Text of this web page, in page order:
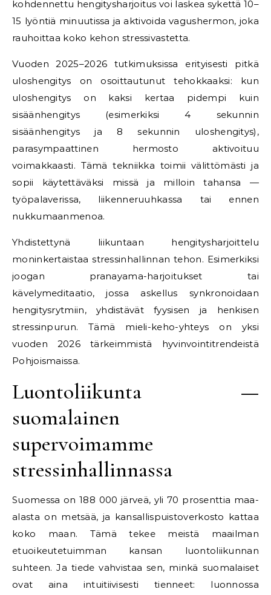
kohdennettu hengitysharjoitus voi laskea sykettä 10–
15 lyöntiä minuutissa ja aktivoida vagushermon, joka
rauhoittaa koko kehon stressivastetta.
Vuoden 2025–2026 tutkimuksissa erityisesti pitkä
uloshengitys on osoittautunut tehokkaaksi: kun
uloshengitys on kaksi kertaa pidempi kuin
sisäänhengitys (esimerkiksi 4 sekunnin
sisäänhengitys ja 8 sekunnin uloshengitys),
parasympaattinen hermosto aktivoituu
voimakkaasti. Tämä tekniikka toimii välittömästi ja
sopii käytettäväksi missä ja milloin tahansa —
työpalaverissa, liikenneruuhkassa tai ennen
nukkumaanmenoa.
Yhdistettynä liikuntaan hengitysharjoittelu
moninkertaistaa stressinhallinnan tehon. Esimerkiksi
joogan pranayama-harjoitukset tai
kävelymeditaatio, jossa askellus synkronoidaan
hengitysrytmiin, yhdistävät fyysisen ja henkisen
stressinpurun. Tämä mieli-keho-yhteys on yksi
vuoden 2026 tärkeimmistä hyvinvointitrendeistä
Pohjoismaissa.
Luontoliikunta —
suomalainen
supervoimamme
stressinhallinnassa
Suomessa on 188 000 järveä, yli 70 prosenttia maa-
alasta on metsää, ja kansallispuistoverkosto kattaa
koko maan. Tämä tekee meistä maailman
etuoikeutetuimman kansan luontoliikunnan
suhteen. Ja tiede vahvistaa sen, minkä suomalaiset
ovat aina intuitiivisesti tienneet: luonnossa